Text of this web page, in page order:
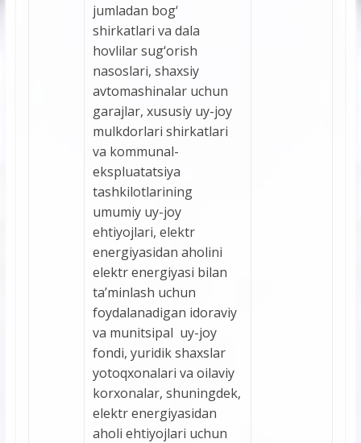
jumladan bog‘
shirkatlari va dala
hovlilar sug‘orish
nasoslari, shaxsiy
avtomashinalar uchun
garajlar, xususiy uy-joy
mulkdorlari shirkatlari
va kommunal-
ekspluatatsiya
tashkilotlarining
umumiy uy-joy
ehtiyojlari, elektr
energiyasidan aholini
elektr energiyasi bilan
ta’minlash uchun
foydalanadigan idoraviy
va munitsipal uy-joy
fondi, yuridik shaxslar
yotoqxonalari va oilaviy
korxonalar, shuningdek,
elektr energiyasidan
aholi ehtiyojlari uchun